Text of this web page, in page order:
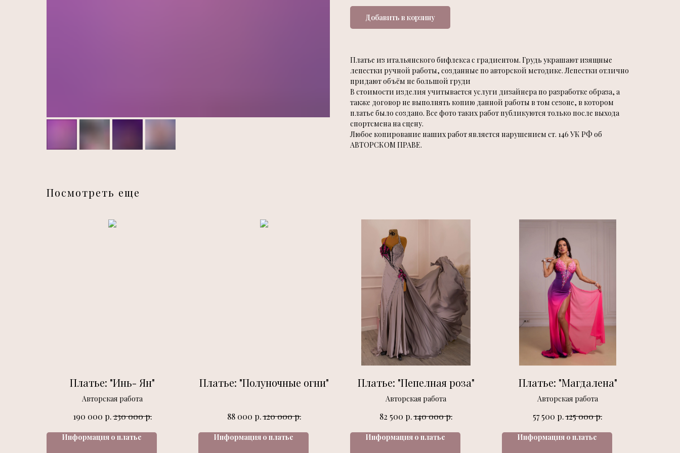
Добавить в корзину
Платье из итальянского бифлекса с градиентом. Грудь украшают изящные
лепестки ручной работы, созданные по авторской методике. Лепестки отлично
придают объём не большой груди
В стоимости изделия учитывается услуги дизайнера по разработке образа, а
также договор не выполнять копию данной работы в том сезоне, в котором
платье было создано. Все фото таких работ публикуются только после выхода
спортсмена на сцену.
Любое копирование наших работ является нарушением ст. 146 УК РФ об
АВТОРСКОМ ПРАВЕ.
Посмотреть еще
Платье: "Инь- Ян"
Авторская работа
190 000 р.230 000р.
Информация о платье
Платье: "Полуночные огни"
88 000 р.120 000р.
Информация о платье
Платье: "Пепелная роза"
Авторская работа
82 500 р.140 000р.
Информация о платье
Платье: "Магдалена"
Авторская работа
57 500 р.125 000р.
Информация о платье